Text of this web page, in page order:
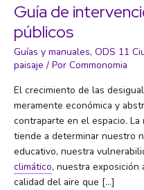
Guía de
públicos
Guías y manuales, ODS 11
paisaje / Por Commonomia
El crecimiento de las
meramente económica y
contraparte en el espacio. La
tiende a determinar nuestro
educativo, nuestra
climático, nuestra exposición
calidad del aire que […]